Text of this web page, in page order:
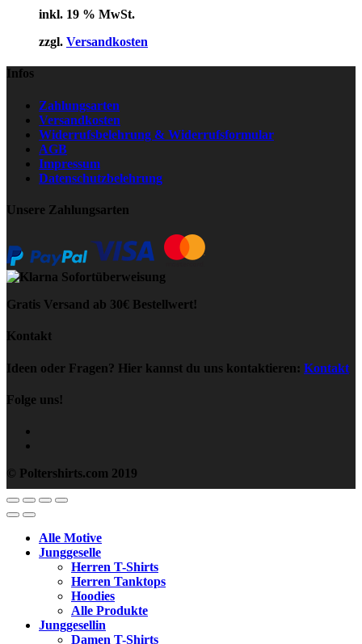
inkl. 19 % MwSt.
zzgl. Versandkosten
Infos
Zahlungsarten
Versandkosten
Widerrufsbelehrung & Widerrufsformular
AGB
Impressum
Datenschutzbelehrung
Unsere Zahlungsarten
Gratis Versand ab 30€ Bestellwert!
Kontakt
Ideen oder Fragen? Hier kannst du uns kontaktieren: Kontakt
Folge uns!
© Poltershirts.com 2019
Alle Motive
Junggeselle
Herren T-Shirts
Herren Tanktops
Hoodies
Alle Produkte
Junggesellin
Damen T-Shirts